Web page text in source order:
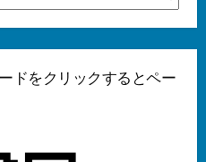
ドをクリックするとペー